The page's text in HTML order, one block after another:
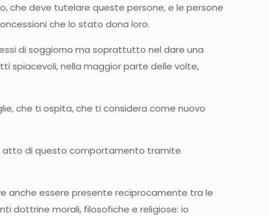
che deve tutelare queste persone, e le persone
che lo stato dona loro.
di soggiorno ma soprattutto nel dare una
spiacevoli, nella maggior parte delle volte,
che ti ospita, che ti considera come nuovo
atto di questo comportamento tramite
anche essere presente reciprocamente tra le
dottrine morali, filosofiche e religiose: io